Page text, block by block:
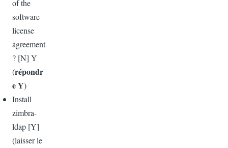
of the
software
license
agreement
? [N] Y
(répondr
e Y)
Install
zimbra-
ldap [Y]
(laisser le